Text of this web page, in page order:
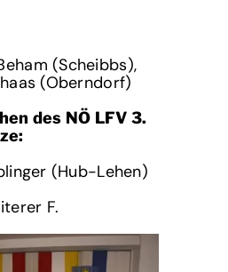
(Scheibbs),
(Oberndorf)
des NÖ LFV 3.
(Hub-Lehen)
F.